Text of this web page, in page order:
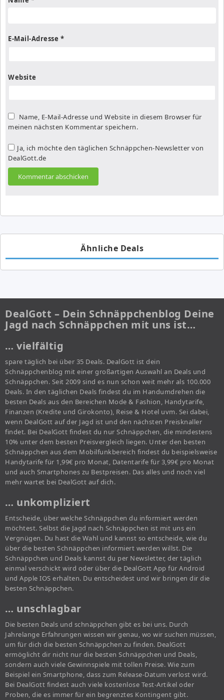
E-Mail-Adresse *
Website
Name, E-Mail-Adresse und Website in diesem Browser für
meinen nächsten Kommentar speichern.
Ja, ich möchte den täglichen Schnäppchen-Newsletter von
DealGott.de
Ähnliche Deals
DealGott – Dein Schnäppchenblog Deine
Jagd nach Schnäppchen mit uns ist…
… vielfältig
spare täglich bei über 35 Deals. DealGott ist dein
Schnäppchenblog mit einer großartigen Auswahl an Deals und
Schnäppchen. Seit 2009 sind es nun schon weit mehr als 100.000
Deals. In den täglichen Deals findest du im Handumdrehen die
besten Deals aus den Bereichen Mode & Fashion, Handytarife,
Finanzen (Kredite und Girokonto), Reise & Hotel uvm. Sei dabei,
wenn DealGott auf der Jagd ist und den nächsten Preisknaller
findet. Bei DealGott findest du nur Schnäppchen, die mindestens
10% unter dem besten Preisvergleich liegen. Unter den besten
Schnäppchen aus dem Mobilfunkbereich findest du beispielsweise
Handytarife für 1,99€ pro Monat, Datentarife für 3,99€ pro Monat
und auch Smartphones zu Bestpreisen. Das alles und noch viel
mehr wartet bei DealGott auf dich.
… unkompliziert
Entscheide, über welche Schnäppchen du informiert werden
möchtest. Selbst die Jagd nach Schnäppchen ist mit uns ein
Vergnügen. Du hast die Wahl und kannst so entscheide, wie du
über die besten Schnäppchen informiert werden willst. Die
Schnäppchen und Deals kannst du per Newsletter, der täglich
einmal verschickt wird oder über die DealGott App für Android
und Apple IOS erhalten. Du entscheidest und wir bringen dir die
besten Schnäppchen.
… unschlagbar
Die besten Deals und schnäppchen gibt es bei uns. Durch
Jahrelange Erfahrungen wissen wir genau, wo wir suchen müssen,
um für dich die besten Schnäppchen zu finden. DealGott
ermöglicht dir nicht nur die besten Schnäppchen und Deals,
sondern auch viele Gewinnspiele mit tollen Preise. Wie zum
Beispiel ein Smartphone, dass zum Release-Datum verlost wird.
Bei DealGott findest auch viele kostenlose Test-Artikel oder
Proben, die es immer für ein begrenztes Kontingent gibt.